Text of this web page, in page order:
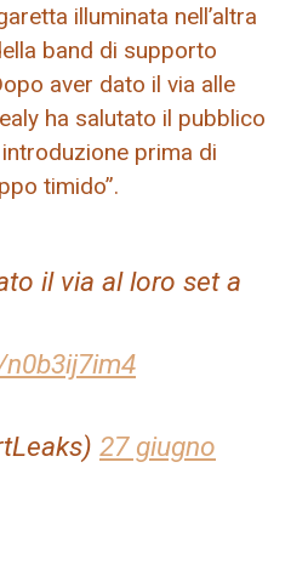
illuminata nell’altra
band di supporto
aver dato il via alle
ha salutato il pubblico
prima di
timido”.
il via al loro set a
27 giugno